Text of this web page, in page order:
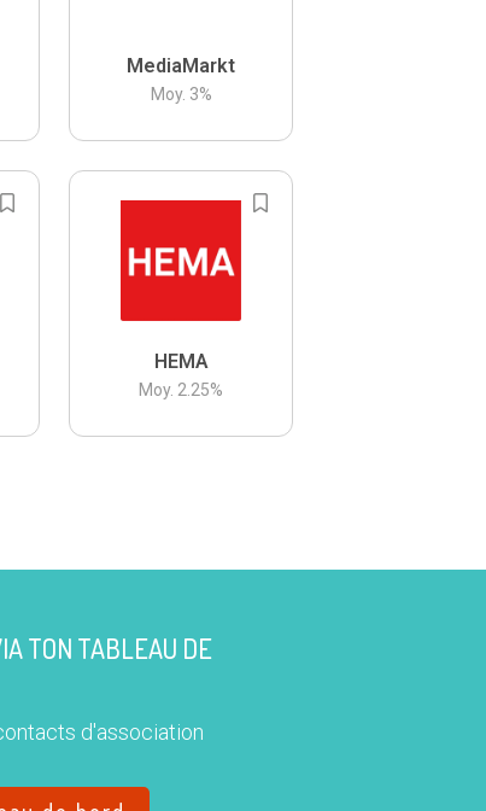
MediaMarkt
Moy. 3%
HEMA
Moy. 2.25%
TON TABLEAU DE
d'association